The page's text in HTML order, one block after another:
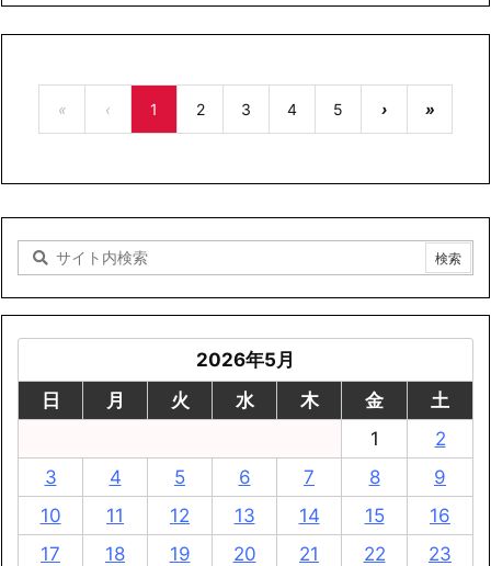
« ‹ 1 2 3 4 5 › »
2026年5月
日
月 火 水 木 金
土
1
2
3
4 5 6 7 8
9
10
11 12 13 14 15
16
17
18 19 20 21 22
23